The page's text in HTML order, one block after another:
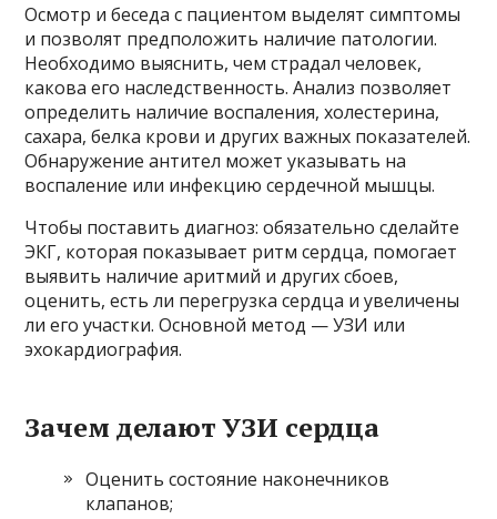
Осмотр и беседа с пациентом выделят симптомы
и позволят предположить наличие патологии.
Необходимо выяснить, чем страдал человек,
какова его наследственность. Анализ позволяет
определить наличие воспаления, холестерина,
сахара, белка крови и других важных показателей.
Обнаружение антител может указывать на
воспаление или инфекцию сердечной мышцы.
Чтобы поставить диагноз: обязательно сделайте
ЭКГ, которая показывает ритм сердца, помогает
выявить наличие аритмий и других сбоев,
оценить, есть ли перегрузка сердца и увеличены
ли его участки. Основной метод — УЗИ или
эхокардиография.
Зачем делают УЗИ сердца
Оценить состояние наконечников
клапанов;